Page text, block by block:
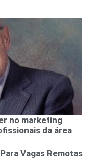
no marketing
da área
Vagas Remotas